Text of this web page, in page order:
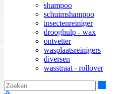
shampoo
schuimshampoo
insectenreiniger
drooghulp - wax
ontvetter
wasplaatsreinigers
diversen
wasstraat - rollover